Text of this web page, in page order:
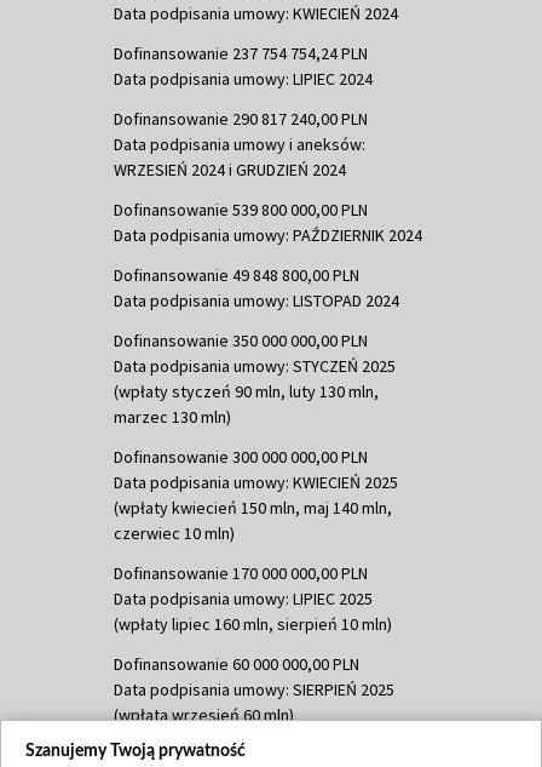
Data podpisania umowy: KWIECIEŃ 2024
Dofinansowanie 237 754 754,24 PLN
Data podpisania umowy: LIPIEC 2024
Dofinansowanie 290 817 240,00 PLN
Data podpisania umowy i aneksów:
WRZESIEŃ 2024 i GRUDZIEŃ 2024
Dofinansowanie 539 800 000,00 PLN
Data podpisania umowy: PAŹDZIERNIK 2024
Dofinansowanie 49 848 800,00 PLN
Data podpisania umowy: LISTOPAD 2024
Dofinansowanie 350 000 000,00 PLN
Data podpisania umowy: STYCZEŃ 2025
(wpłaty styczeń 90 mln, luty 130 mln,
marzec 130 mln)
Dofinansowanie 300 000 000,00 PLN
Data podpisania umowy: KWIECIEŃ 2025
(wpłaty kwiecień 150 mln, maj 140 mln,
czerwiec 10 mln)
Dofinansowanie 170 000 000,00 PLN
Data podpisania umowy: LIPIEC 2025
(wpłaty lipiec 160 mln, sierpień 10 mln)
Dofinansowanie 60 000 000,00 PLN
Data podpisania umowy: SIERPIEŃ 2025
(wpłata wrzesień 60 mln)
Dofinansowanie 635 783 051,21 PLN
Szanujemy Twoją prywatność